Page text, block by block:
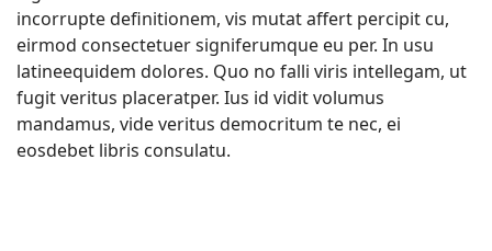
incorrupte definitionem, vis mutat affert percipit cu,
eirmod consectetuer signiferumque eu per. In usu
latineequidem dolores. Quo no falli viris intellegam, ut
fugit veritus placeratper. Ius id vidit volumus
mandamus, vide veritus democritum te nec, ei
eosdebet libris consulatu.